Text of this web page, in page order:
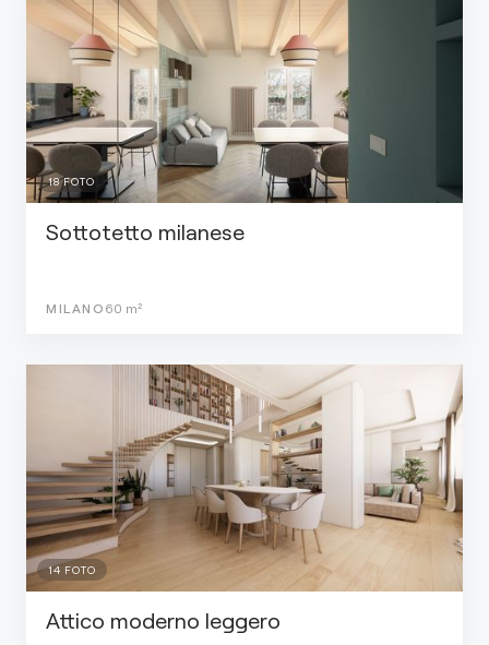
18FOTO
Sottotetto milanese
MILANO 60 m²
14 FOTO
Attico moderno leggero